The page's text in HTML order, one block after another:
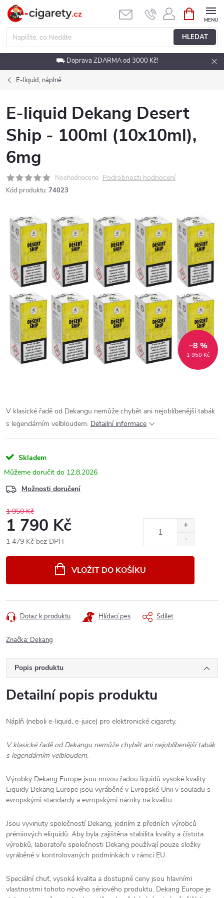
Přejít
obsah
HLEDAT
NÁKUPNÍ
KOŠÍK
⛟ Doprava ZDARMA od 3000 Kč!
E-liquid, náplně
E-liquid Dekang Desert
Ship - 100ml (10x10ml),
6mg
Neohodnoceno Podrobnosti hodnocení
Kód produktu: 74023
1 950 Kč
–8 %
V klasické řadě od Dekangu nemůže chybět ani nejoblíbenější tabák
s legendárním velbloudem. Detailní informace
Skladem
12.8.2026
Možnosti doručení
1 950 Kč
1 790 Kč
1 479 Kč bez DPH
VLOŽIT DO KOŠÍKU
Dotaz k produktu Hlídací pes Sdílet
Značka: Dekang
Popis produktu
Detailní popis produktu
Náplň (neboli e-liquid, e-juice) pro elektronické cigarety.
V klasické řadě od Dekangu nemůže chybět ani nejoblíbenější tabák
s legendárním velbloudem.
Výrobky Dekang Europe jsou novou řadou liquidů vysoké kvality.
Liquidy Dekang Europe jsou vyráběné v Evropské Unii v souladu s
evropskými standardy a evropskými nároky na kvalitu.
Jsou vyvinuty společností Dekang, jedním z předních výrobců
prémiových eliquidů. Aby byla zajištěna stabilita kvality a čistota
výrobků, laboratoře společnosti Dekang používají pouze složky
vyráběné v kontrolovaných podmínkách v rámci EU.
Speciální chuť, vysoká kvalita a dostupné ceny jsou hlavními
vlastnostmi tohoto nového sériového produktu. Dekang Europe je